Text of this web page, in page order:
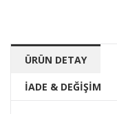
ÜRÜN DETAY
İADE & DEĞİŞİM